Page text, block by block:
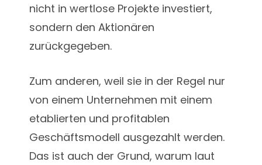
nicht in wertlose Projekte investiert,
sondern den Aktionären
zurückgegeben.
Zum anderen, weil sie in der Regel nur
von einem Unternehmen mit einem
etablierten und profitablen
Geschäftsmodell ausgezahlt werden.
Das ist auch der Grund, warum laut